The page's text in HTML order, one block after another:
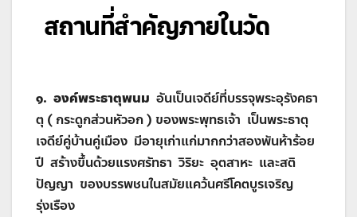
สถานที่สำคัญภายในวัด
๑. องค์พระธาตุพนม อันเป็นเจดีย์ที่บรรจุพระอุรังคธา
ตุ ( กระดูกส่วนหัวอก ) ของพระพุทธเจ้า เป็นพระธาตุ
เจดีย์คู่บ้านคู่เมือง มีอายุเก่าแก่มากกว่าสองพันห้าร้อย
ปี สร้างขึ้นด้วยแรงศรัทธา วิริยะ อุตสาหะ และสติ
ปัญญา ของบรรพชนในสมัยแคว้นศรีโคตบูรเจริญ
รุ่งเรือง